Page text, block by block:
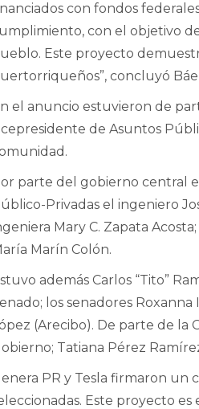
con fondos
con el objetivo
Este proyecto
concluyó
el anuncio estuvieron de
de Asuntos
parte del gobierno central
Privadas el ingeniero
Mary C. Zapata
Marín Colón.
además Carlos “Tito”
los senadores
(Arecibo). De parte de la
Tatiana Pérez
PR y Tesla firmaron un
Este proyecto